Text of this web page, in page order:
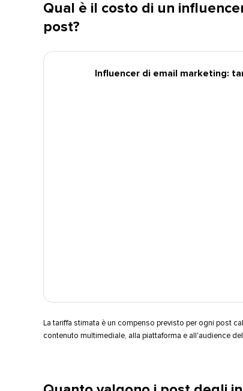
Qual è il costo di un
post?​​
Influencer di email marketing:
La tariffa stimata è un compenso previsto per ogni post
contenuto multimediale, alla piattaforma e all'audience